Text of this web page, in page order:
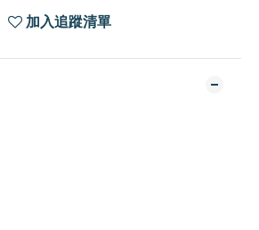
加入追蹤清單